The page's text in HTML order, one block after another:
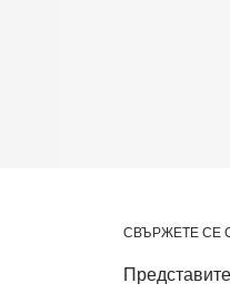
СВЪРЖЕТЕ СЕ